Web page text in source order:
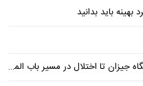
باید بدانید
جیزان تا اختلال در مسیر باب المندب